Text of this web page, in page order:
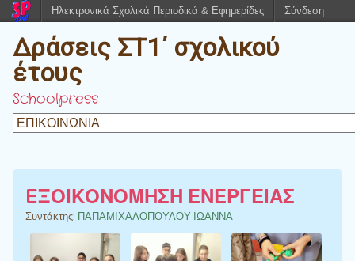
Δράσεις ΣΤ1΄ σχολικού
έτους
Schoolpress
EΞΟΙΚΟΝΟΜΗΣΗ ΕΝΕΡΓΕΙΑΣ
Συντάκτης: ΠΑΠΑΜΙΧΑΛΟΠΟΥΛΟΥ ΙΩΑΝΝΑ
Ηλεκτρονικά Σχολικά Περιοδικά & Εφημερίδες Σύνδεση